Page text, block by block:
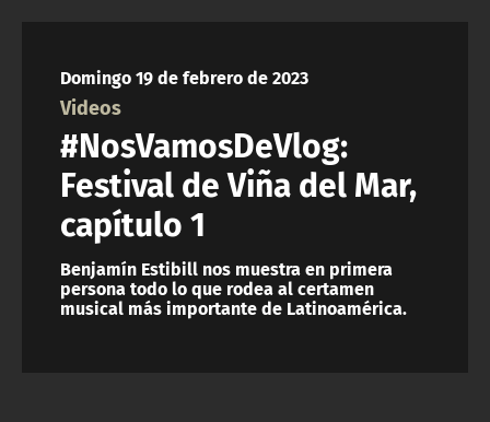
Domingo 19 de febrero de 2023
Videos
#NosVamosDeVlog:
Festival de Viña del Mar,
capítulo 1
Benjamín Estibill nos muestra en primera
persona todo lo que rodea al certamen
musical más importante de Latinoamérica.